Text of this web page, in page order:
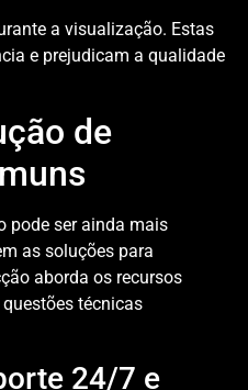
a visualização. Estas
e prejudicam a qualidade
de
pode ser ainda mais
as soluções para
aborda os recursos
técnicas
24/7 e